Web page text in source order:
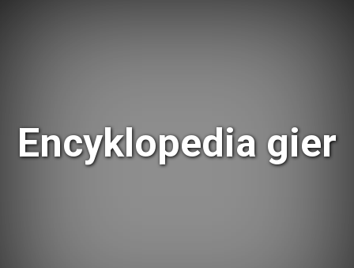
Encyklopedia gier